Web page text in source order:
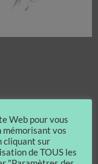
Web pour vous
vos
cliquant sur
de TOUS les